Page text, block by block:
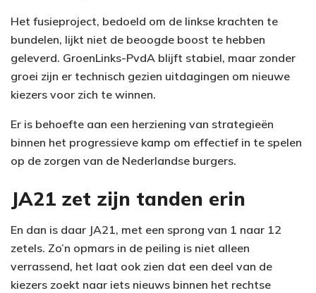
Het fusieproject, bedoeld om de linkse krachten te
bundelen, lijkt niet de beoogde boost te hebben
geleverd. GroenLinks-PvdA blijft stabiel, maar zonder
groei zijn er technisch gezien uitdagingen om nieuwe
kiezers voor zich te winnen.
Er is behoefte aan een herziening van strategieën
binnen het progressieve kamp om effectief in te spelen
op de zorgen van de Nederlandse burgers.
JA21 zet zijn tanden erin
En dan is daar JA21, met een sprong van 1 naar 12
zetels. Zo’n opmars in de peiling is niet alleen
verrassend, het laat ook zien dat een deel van de
kiezers zoekt naar iets nieuws binnen het rechtse